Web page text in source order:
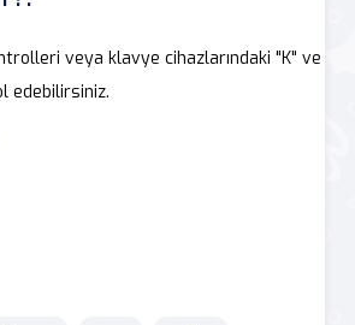
veya klavye cihazlarındaki "K" ve
edebilirsiniz.